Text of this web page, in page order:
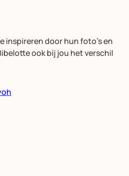
inspireren door hun foto’s en
ook bij jou het verschil